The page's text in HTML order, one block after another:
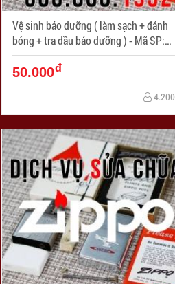
Vệ sinh bảo dưỡng ( làm sạch + đánh
bóng + tra dầu bảo dưỡng ) - Mã SP:
SC008
50.000đ
4.200